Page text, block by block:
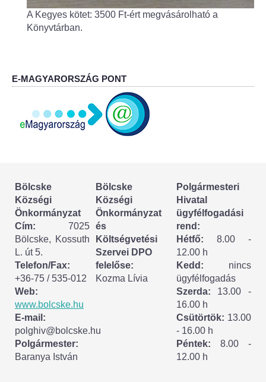
Egészségügy
Fogorvos
Központi orvosi ügyelet
Alapszolgáltatási Központ
Kultúra
IKSZT - Integrált Közösségi és Szolgáltató Tér
Rendezvényház
Könyvtár
Rákóczi Mozi
A Kegyes kötet: 3500 Ft-ért megvásárolható a
Könyvtárban.
E-MAGYARORSZÁG PONT
Bölcske
Községi
Önkormányzat
Cím: 7025
Bölcske, Kossuth
L. út 5.
Telefon/Fax:
+36-75 / 535-012
Web:
www.bolcske.hu
E-mail:
polghiv@bolcske.hu
Polgármester:
Baranya István
Bölcske
Községi
Önkormányzat
és
Költségvetési
Szervei DPO
felelőse:
Kozma Lívia
Polgármesteri
Hivatal
ügyfélfogadási
rend:
Hétfő: 8.00 -
12.00 h
Kedd: nincs
ügyfélfogadás
Szerda: 13.00 -
16.00 h
Csütörtök: 13.00
- 16.00 h
Péntek: 8.00 -
12.00 h